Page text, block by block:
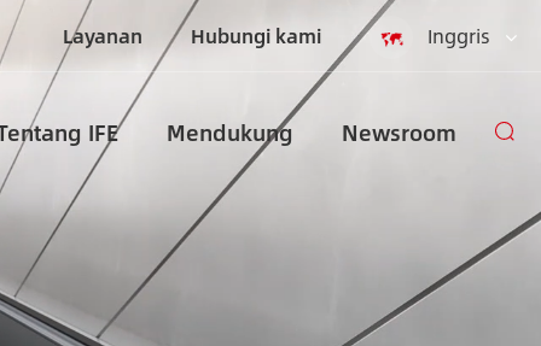
Layanan Hubungi kami
Inggris
Indonesia
IFE Mendukung Newsroom